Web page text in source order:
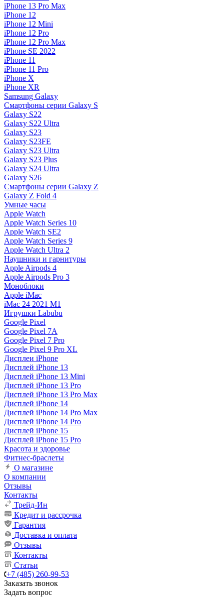
iPhone 13 Pro Max
iPhone 12
iPhone 12 Mini
iPhone 12 Pro
iPhone 12 Pro Max
iPhone SE 2022
iPhone 11
iPhone 11 Pro
iPhone X
iPhone XR
Samsung Galaxy
Смартфоны серии Galaxy S
Galaxy S22
Galaxy S22 Ultra
Galaxy S23
Galaxy S23FE
Galaxy S23 Ultra
Galaxy S23 Plus
Galaxy S24 Ultra
Galaxy S26
Смартфоны серии Galaxy Z
Galaxy Z Fold 4
Умные часы
Apple Watch
Apple Watch Series 10
Apple Watch SE2
Apple Watch Series 9
Apple Watch Ultra 2
Наушники и гарнитуры
Apple Airpods 4
Apple Airpods Pro 3
Моноблоки
Apple iMac
iMac 24 2021 M1
Игрушки Labubu
Google Pixel
Google Pixel 7А
Google Pixel 7 Pro
Google Pixel 9 Pro XL
Дисплеи iPhone
Дисплей iPhone 13
Дисплей iPhone 13 Mini
Дисплей iPhone 13 Pro
Дисплей iPhone 13 Pro Max
Дисплей iPhone 14
Дисплей iPhone 14 Pro Max
Дисплей iPhone 14 Pro
Дисплей iPhone 15
Дисплей iPhone 15 Pro
Красота и здоровье
Фитнес-браслеты
О магазине
О компании
Отзывы
Контакты
Трейд-Ин
Кредит и рассрочка
Гарантия
Доставка и оплата
Отзывы
Контакты
Статьи
+7 (485) 260-99-53
Заказать звонок
Задать вопрос